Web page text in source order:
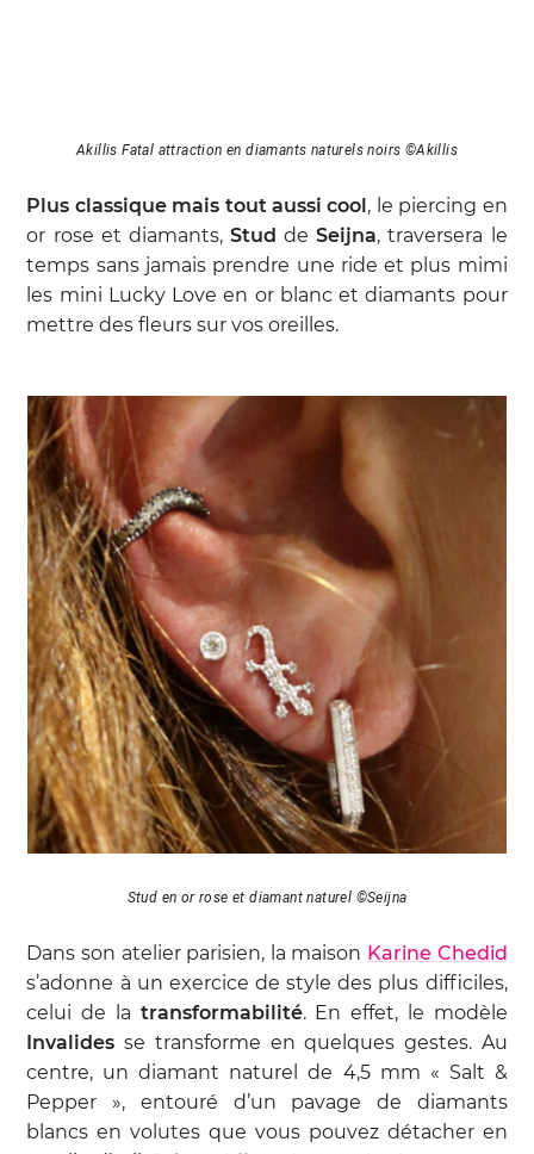
Akillis Fatal attraction en diamants naturels noirs ©Akillis
Plus classique mais tout aussi cool, le piercing en
or rose et diamants, Stud deSeijna, traversera le
temps sans jamais prendre une ride et plus mimi
les mini Lucky Love en or blanc et diamants pour
mettre des fleurs sur vos oreilles.
Stud en or rose et diamant naturel ©Seijna
Dans son atelier parisien, la maison Karine Chedid
s’adonne à un exercice de style des plus difficiles,
celui de la transformabilité. En effet, le modèle
Invalides se transforme en quelques gestes. Au
centre, un diamant naturel de 4,5 mm « Salt &
Pepper », entouré d’un pavage de diamants
blancs en volutes que vous pouvez détacher en